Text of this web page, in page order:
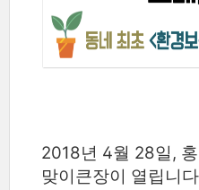
2018년 4월 28일,
맞이큰장이 열립니